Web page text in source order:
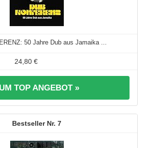
50 Jahre Dub aus Jamaika ...
24,80 €
TOP ANGEBOT »
7